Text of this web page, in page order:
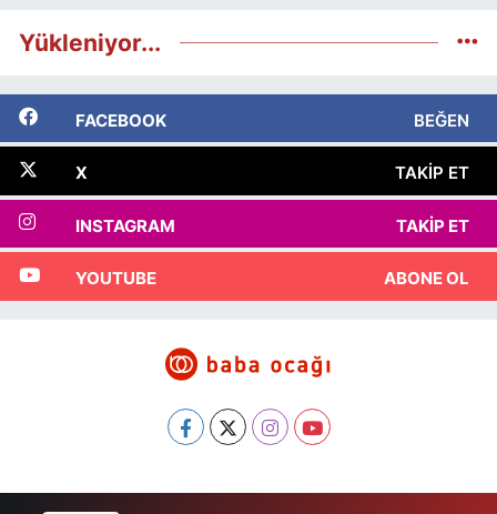
Yükleniyor...
FACEBOOK BEĞEN
X TAKIP ET
INSTAGRAM TAKIP ET
YOUTUBE ABONE OL